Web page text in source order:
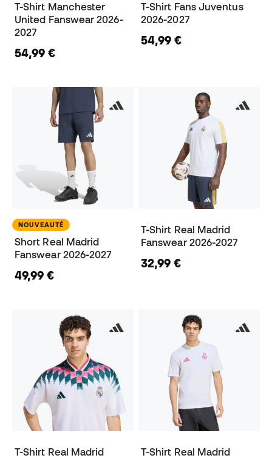
T-Shirt Manchester
United Fanswear 2026-
2027
54,99 €
T-Shirt Fans Juventus
2026-2027
54,99 €
NOUVEAUTÉ
Short Real Madrid
Fanswear 2026-2027
49,99 €
T-Shirt Real Madrid
Fanswear 2026-2027
32,99 €
T-Shirt Real Madrid
T-Shirt Real Madrid